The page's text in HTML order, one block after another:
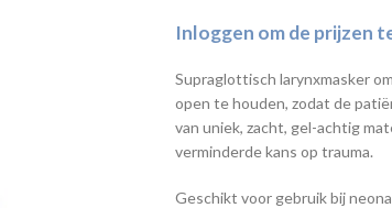
Inloggen om de prijzen
Supraglottisch larynxmasker
open te houden, zodat de
van uniek, zacht, gel-achtig
verminderde kans op trauma.
Geschikt voor gebruik bij